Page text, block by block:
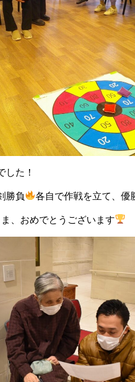
した！
勝負 各自で作戦を立て、優
、おめでとうございます